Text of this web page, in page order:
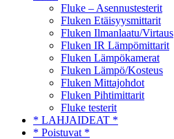
Fluke – Asennustesterit
Fluken Etäisyysmittarit
Fluken Ilmanlaatu/Virtaus
Fluken IR Lämpömittarit
Fluken Lämpökamerat
Fluken Lämpö/Kosteus
Fluken Mittajohdot
Fluken Pihtimittarit
Fluke testerit
* LAHJAIDEAT *
* Poistuvat *